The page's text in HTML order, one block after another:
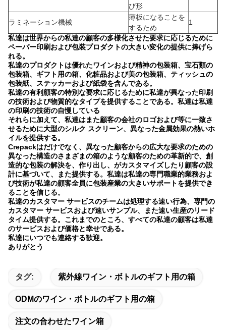
び形
ラミネーション機械
薄板になることを
するため
1
私達は世界からの私達の顧客の多様化させた要求に応じるために
ペーパー印刷および包装プロダクトの大きい変化の提供に捧げら
れる。
私達のプロダクトは優れたワインおよび精神の包装箱、宝石類の
包装箱、ギフト用の箱、化粧品および美の包装箱、ティッシュの
包装紙、ステッカーおよび紙袋を含んである。
私達の有利顧客の特別な要求に応じるために私達が異なった印刷
の技術および物質的なタイプを提供することである。私達は私達
の印刷の技術の自慢している
それらに加えて、私達はまた顧客の会社のロゴおよび等に一致さ
せるために大型のシルク スクリーン、異なった金属効果の熱いホ
イルを提供する。
Crepackはだけでなく、異なった顧客からの広大な要求のための
異なった構造のさまざまの箱のような顧客のための革新的で、創
造的な包装の解決を、作り出し、がカスタマイズしたり顧客の設
計に基づいて、また提供する。私達は私達の専門職業的業務およ
び技術が私達の顧客全員に包装産業の大きいサポートを提供でき
ることを信じる。
私達のカスタマー サービスのチームは処理する速い行為、専門の
カスタマー サービスおよび速いサンプル、また速い生産のリード
タイム提供する。これまでのところ、すべての私達の顧客は私達
のサービスおよび価格と幸せである。
私達にいつでも連絡する歓迎。
ありがとう
タグ: 紫外線ワイン・ボトルのギフト用の箱
ODMのワイン・ボトルのギフト用の箱
注文の合わせたワイン箱